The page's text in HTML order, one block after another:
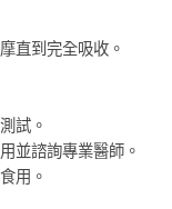
直到完全吸收。
試。
並諮詢專業醫師。
用。